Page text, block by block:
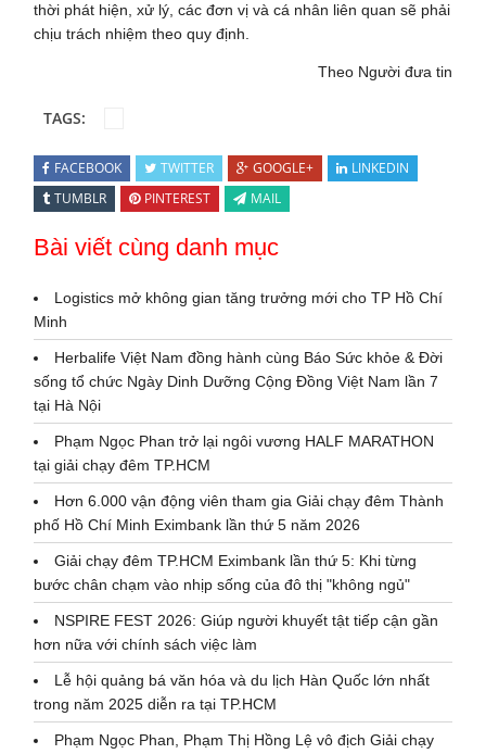
thời phát hiện, xử lý, các đơn vị và cá nhân liên quan sẽ phải
chịu trách nhiệm theo quy định.
Theo Người đưa tin
TAGS:
FACEBOOK TWITTER GOOGLE+
LINKEDIN
TUMBLR
PINTEREST MAIL
Bài viết cùng danh mục
Logistics mở không gian tăng trưởng mới cho TP Hồ Chí
Minh
Herbalife Việt Nam đồng hành cùng Báo Sức khỏe & Đời
sống tổ chức Ngày Dinh Dưỡng Cộng Đồng Việt Nam lần 7
tại Hà Nội
Phạm Ngọc Phan trở lại ngôi vương HALF MARATHON
tại giải chạy đêm TP.HCM
Hơn 6.000 vận động viên tham gia Giải chạy đêm Thành
phố Hồ Chí Minh Eximbank lần thứ 5 năm 2026
Giải chạy đêm TP.HCM Eximbank lần thứ 5: Khi từng
bước chân chạm vào nhịp sống của đô thị "không ngủ"
NSPIRE FEST 2026: Giúp người khuyết tật tiếp cận gần
hơn nữa với chính sách việc làm
Lễ hội quảng bá văn hóa và du lịch Hàn Quốc lớn nhất
trong năm 2025 diễn ra tại TP.HCM
Phạm Ngọc Phan, Phạm Thị Hồng Lệ vô địch Giải chạy